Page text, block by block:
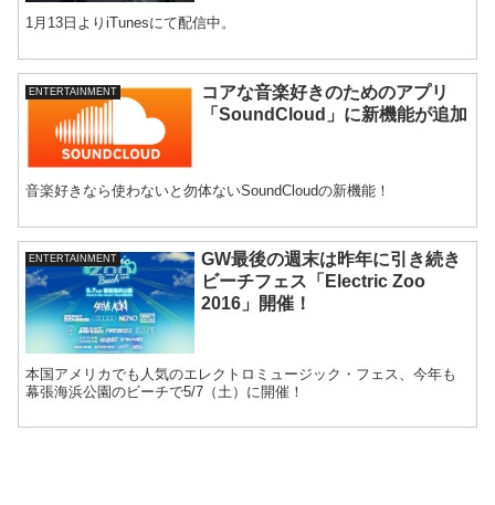
1月13日よりiTunesにて配信中。
ENTERTAINMENT
コアな音楽好きのためのアプリ
「SoundCloud」に新機能が追加
音楽好きなら使わないと勿体ないSoundCloudの新機能！
ENTERTAINMENT
GW最後の週末は昨年に引き続き
ビーチフェス「Electric Zoo
2016」開催！
本国アメリカでも人気のエレクトロミュージック・フェス、今年も
幕張海浜公園のビーチで5/7（土）に開催！